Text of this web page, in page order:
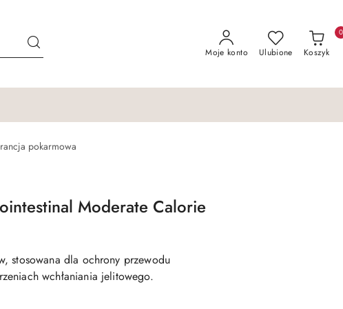
Moje konto Ulubione Koszyk
0
pokarmowa
Moderate Calorie
stosowana dla ochrony przewodu
wchłaniania jelitowego.